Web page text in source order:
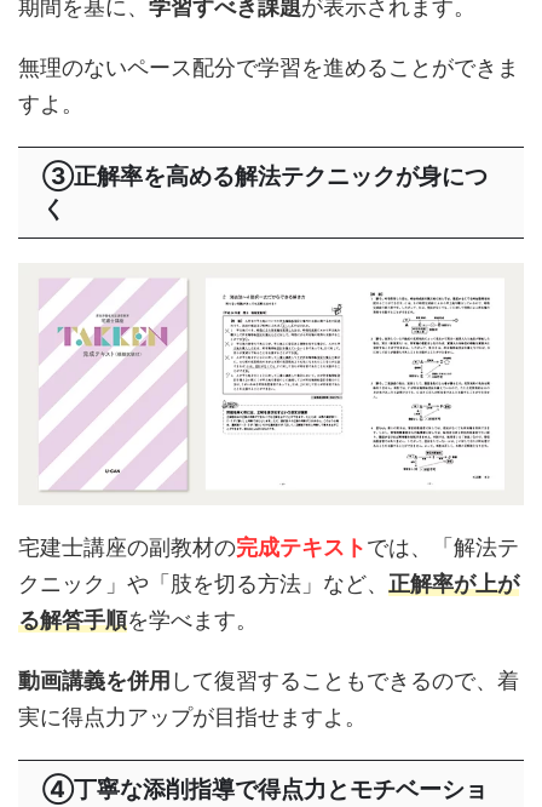
期間を基に、 学習すべき課題が表示されます。
無理のないペース配分で学習を進めることができま
すよ。
③正解率を高める解法テクニックが身につ
く
宅建士講座の副教材の完成テキストでは、「解法テ
クニック」や「肢を切る方法」など、 正解率が上が
る解答手順を学べます。
動画講義を併用 して復習することもできるので、着
実に得点力アップが目指せますよ。
④丁寧な添削指導で得点力とモチベーショ